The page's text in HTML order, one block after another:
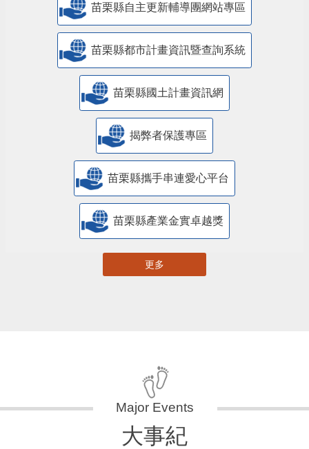
苗栗縣自主更新輔導團網站專區
苗栗縣都市計畫資訊暨查詢系統
苗栗縣國土計畫資訊網
揭弊者保護專區
苗栗縣攜手串連愛心平台
苗栗縣產業金實卓越獎
更多
大事紀